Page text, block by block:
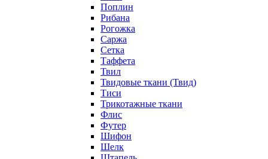
Поплин
Рибана
Рогожка
Саржа
Сетка
Таффета
Твил
Твидовые ткани (Твид)
Тиси
Трикотажные ткани
Флис
Футер
Шифон
Шелк